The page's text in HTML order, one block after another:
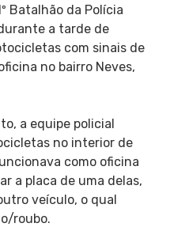
Batalhão da Polícia
a tarde de
com sinais de
no bairro Neves,
a equipe policial
no interior de
como oficina
a placa de uma delas,
veículo, o qual
roubo.